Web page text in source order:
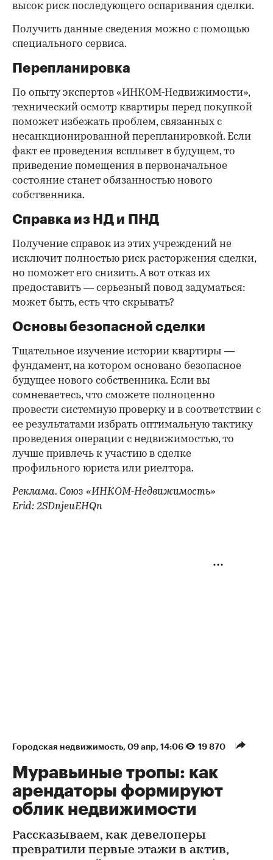
высок риск последующего оспаривания сделки.
Получить данные сведения можно с помощью
специального сервиса.
Перепланировка
По опыту экспертов «ИНКОМ-Недвижимости»,
технический осмотр квартиры перед покупкой
поможет избежать проблем, связанных с
несанкционированной перепланировкой. Если
факт ее проведения всплывет в будущем, то
приведение помещения в первоначальное
состояние станет обязанностью нового
собственника.
Справка из НД и ПНД
Получение справок из этих учреждений не
исключит полностью риск расторжения сделки,
но поможет его снизить. А вот отказ их
предоставить — серьезный повод задуматься:
может быть, есть что скрывать?
Основы безопасной сделки
Тщательное изучение истории квартиры —
фундамент, на котором основано безопасное
будущее нового собственника. Если вы
сомневаетесь, что сможете полноценно
провести системную проверку и в соответствии с
ее результатами избрать оптимальную тактику
проведения операции с недвижимостью, то
лучше привлечь к участию в сделке
профильного юриста или риелтора.
Реклама. Союз «ИНКОМ-Недвижимость»
Erid: 2SDnjeuEHQn
Городская недвижимость 09 апр, 14:06 19 870
Муравьиные тропы: как
арендаторы формируют
облик недвижимости
Рассказываем, как девелоперы
превратили первые этажи в актив,